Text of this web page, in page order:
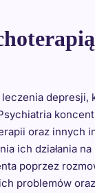
depresji,
oraz innych
ich działania
poprzez
problemów